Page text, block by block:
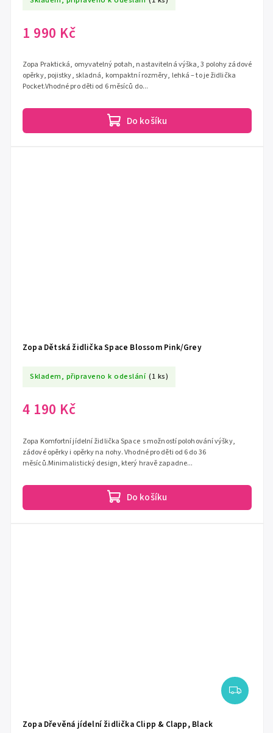
1 990 Kč
Do košíku
Zopa Praktická, omyvatelný potah, nastavitelná výška, 3 polohy zádové
opěrky, pojistky, skladná, kompaktní rozměry, lehká – to je židlička
Pocket.Vhodné pro děti od 6 měsíců do...
Zopa Dětská židlička Space Blossom Pink/Grey
Skladem, připraveno k odeslání (1 ks)
4 190 Kč
Do košíku
Zopa Komfortní jídelní židlička Space s možností polohování výšky,
zádové opěrky i opěrky na nohy. Vhodné pro děti od 6 do 36
měsíců.Minimalistický design, který hravě zapadne...
Zopa Dřevěná jídelní židlička Clipp & Clapp, Black